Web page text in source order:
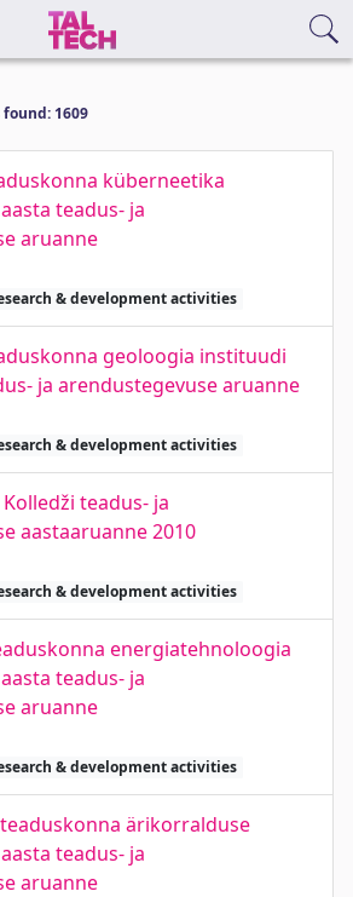
1609
küberneetika
teadus- ja
aruanne
& development activities
geoloogia instituudi
ja arendustegevuse aruanne
& development activities
teadus- ja
aastaaruanne 2010
& development activities
energiatehnoloogia
teadus- ja
aruanne
& development activities
ärikorralduse
teadus- ja
aruanne